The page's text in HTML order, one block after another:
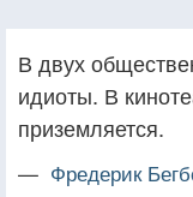
В двух
идиоты. В
приземляется.
— Фредерик